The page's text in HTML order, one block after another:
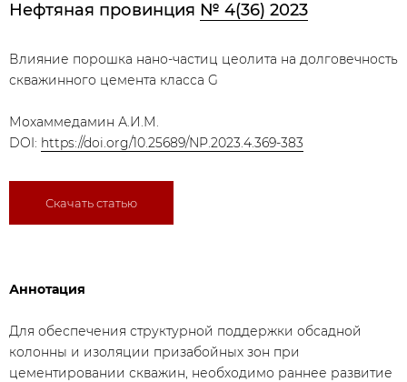
Нефтяная провинция № 4(36) 2023
Влияние порошка нано-частиц цеолита на долговечность
скважинного цемента класса G
Мохаммедамин А.И.М.
DOI: https://doi.org/10.25689/NP.2023.4.369-383
Скачать статью
Аннотация
Для обеспечения структурной поддержки обсадной
колонны и изоляции призабойных зон при
цементировании скважин, необходимо раннее развитие